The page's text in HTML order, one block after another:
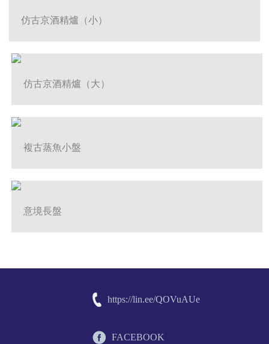
仿古京酒精爐（小）
仿古京酒精爐（大）
複古蒸魚小盤
意境長盤
https://lin.ee/QOVuAUe
FACEBOOK